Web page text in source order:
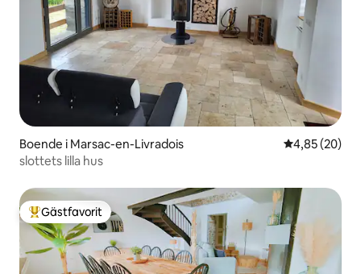
Boende i Marsac-en-Livradois 4,85 av 5 i
4,85 (20)
slottets lilla hus
Populär gästfavorit
Gästfavorit